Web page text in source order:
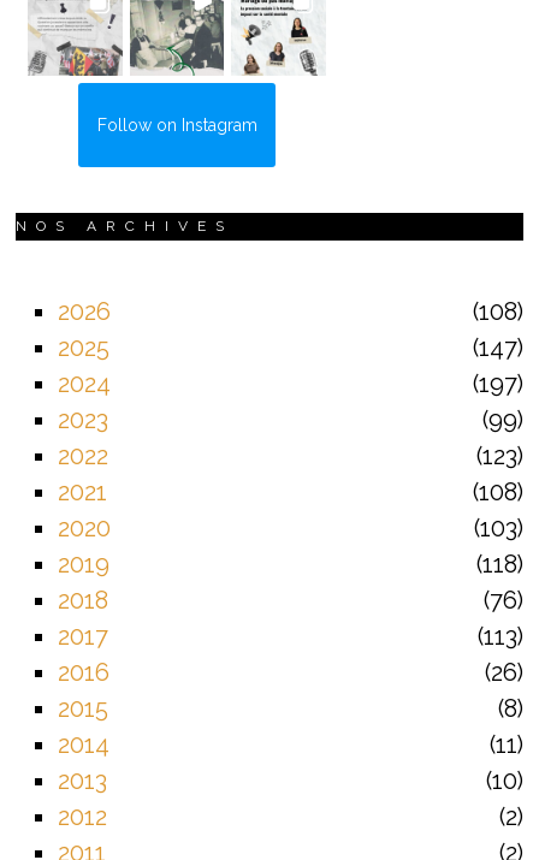
Follow on Instagram
NOS ARCHIVES
2026
108
2025
147
2024
197
2023
99
2022
123
2021
108
2020
103
2019
118
2018
76
2017
113
2016
26
2015
8
2014
11
2013
10
2012
2
2011
2